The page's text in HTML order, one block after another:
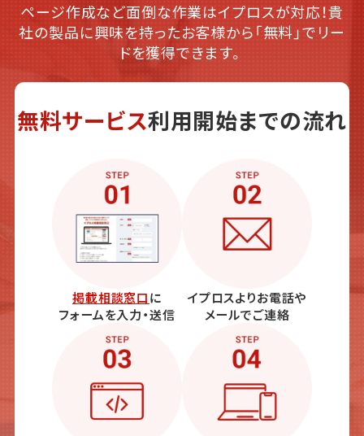
ページ作成など面倒な作業はイプロスが対応！貴
社の製品に興味を持ったお客様から「無料」でリー
ドを獲得できます。
無料サービス利用開始までの流れ
掲載相談窓口に
フォームを入力・送信
イプロスよりお電話や
メールでご連絡